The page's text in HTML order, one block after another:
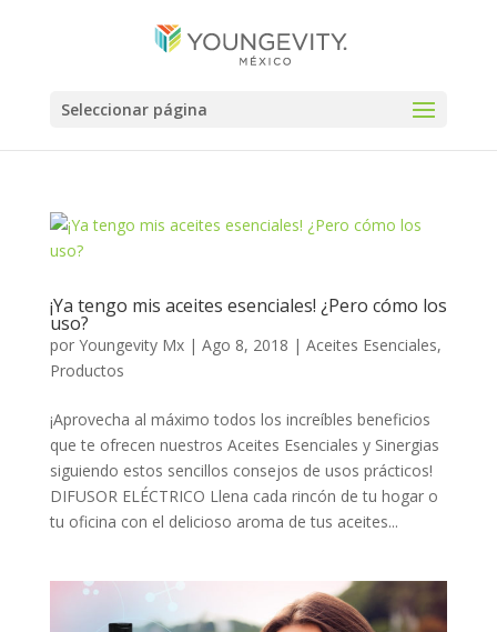
Seleccionar página
¡Ya tengo mis aceites esenciales! ¿Pero cómo los
uso?
por Youngevity Mx| Ago 8, 2018 | Aceites Esenciales,
Productos
¡Aprovecha al máximo todos los increíbles beneficios
que te ofrecen nuestros Aceites Esenciales y Sinergias
siguiendo estos sencillos consejos de usos prácticos!
DIFUSOR ELÉCTRICO Llena cada rincón de tu hogar o
tu oficina con el delicioso aroma de tus aceites...